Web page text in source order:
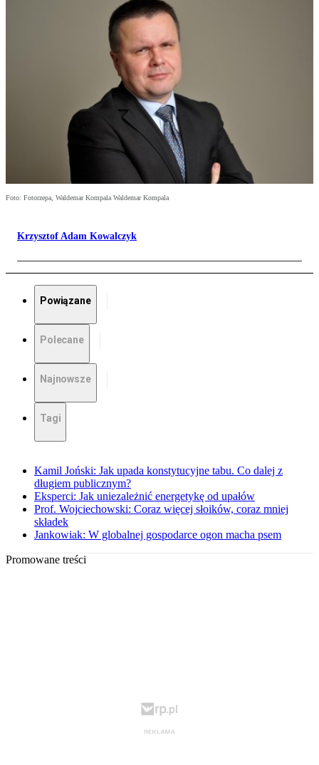
Foto: Fotorzepa, Waldemar Kompala Waldemar Kompala
Krzysztof Adam Kowalczyk
Powiązane
Polecane
Najnowsze
Tagi
Kamil Joński: Jak upada konstytucyjne tabu. Co dalej z
długiem publicznym?
Eksperci: Jak uniezależnić energetykę od upałów
Prof. Wojciechowski: Coraz więcej słoików, coraz mniej
składek
Jankowiak: W globalnej gospodarce ogon macha psem
Promowane treści